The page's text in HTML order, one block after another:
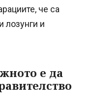
че са
лозунги и
е да